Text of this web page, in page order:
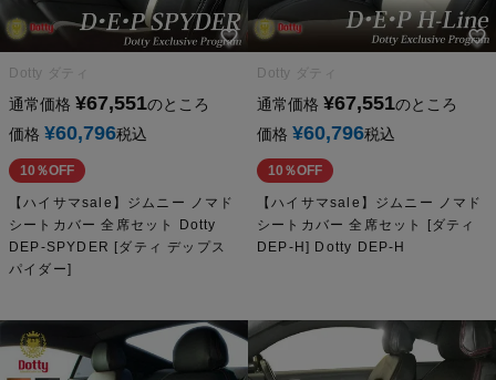
Dotty ダティ
通常価格 ¥67,551のところ
価格 ¥60,796税込
10％OFF
【ハイサマsale】ジムニー ノマド
シートカバー 全席セット Dotty
DEP-SPYDER [ダティ デップス
パイダー]
Dotty ダティ
通常価格 ¥67,551のところ
価格 ¥60,796税込
10％OFF
【ハイサマsale】ジムニー ノマド
シートカバー 全席セット [ダティ
DEP-H] Dotty DEP-H